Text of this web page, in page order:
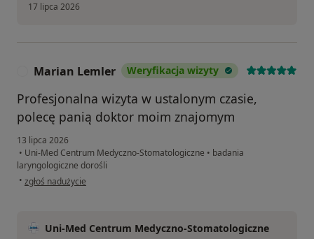
17 lipca 2026
Marian Lemler Weryfikacja wizyty
Profesjonalna wizyta w ustalonym czasie,
polecę panią doktor moim znajomym
13 lipca 2026
• Uni-Med Centrum Medyczno-Stomatologiczne • badania
laryngologiczne dorośli
• w opinii użytkownika Marian Lemler
zgłoś nadużycie
Uni-Med Centrum Medyczno-Stomatologiczne